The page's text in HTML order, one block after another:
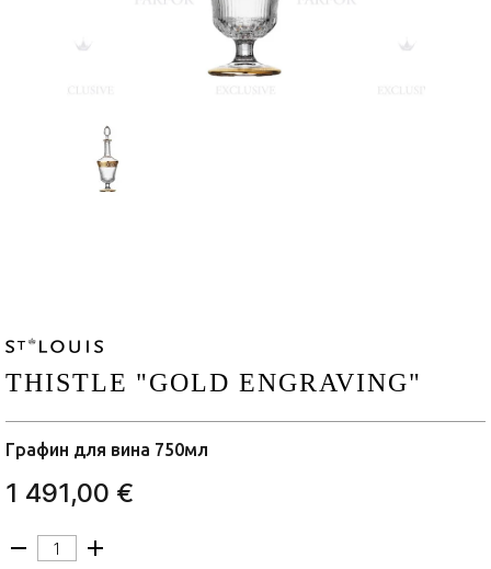
THISTLE "GOLD ENGRAVING"
Графин для вина 750мл
1 491,00 €